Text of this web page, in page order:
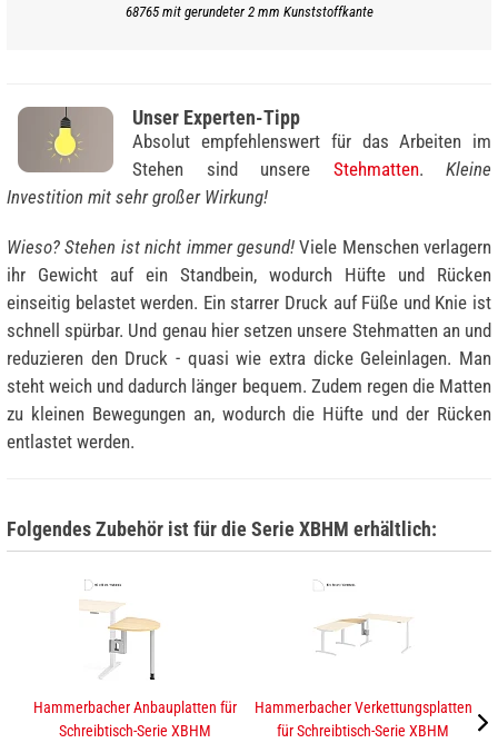
68765 mit gerundeter 2 mm Kunststoffkante
Unser Experten-Tipp
Absolut empfehlenswert für das Arbeiten im
Stehen sind unsere Stehmatten. Kleine
Investition mit sehr großer Wirkung!
Wieso? Stehen ist nicht immer gesund!Viele Menschen verlagern
ihr Gewicht auf ein Standbein, wodurch Hüfte und Rücken
einseitig belastet werden. Ein starrer Druck auf Füße und Knie ist
schnell spürbar. Und genau hier setzen unsere Stehmatten an und
reduzieren den Druck - quasi wie extra dicke Geleinlagen. Man
steht weich und dadurch länger bequem. Zudem regen die Matten
zu kleinen Bewegungen an, wodurch die Hüfte und der Rücken
entlastet werden.
Folgendes Zubehör ist für die Serie XBHM erhältlich:
Hammerbacher Anbauplatten für
Schreibtisch-Serie XBHM
Hammerbacher Verkettungsplatten
für Schreibtisch-Serie XBHM